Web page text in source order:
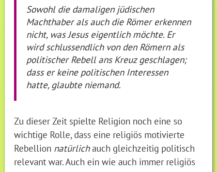
Sowohl die damaligen jüdischen
Machthaber als auch die Römer erkennen
nicht, was Jesus eigentlich möchte. Er
wird schlussendlich von den Römern als
politischer Rebell ans Kreuz geschlagen;
dass er keine politischen Interessen
hatte, glaubte niemand.
Zu dieser Zeit spielte Religion noch eine so
wichtige Rolle, dass eine religiös motivierte
Rebellion natürlichauch gleichzeitig politisch
relevant war. Auch ein wie auch immer religiös